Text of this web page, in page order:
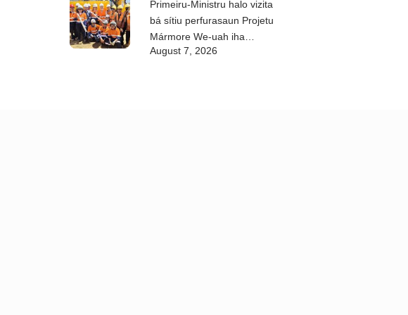
Primeiru-Ministru halo vizita
bá sítiu perfurasaun Projetu
Mármore We-uah iha
Ilimanu
August 7, 2026